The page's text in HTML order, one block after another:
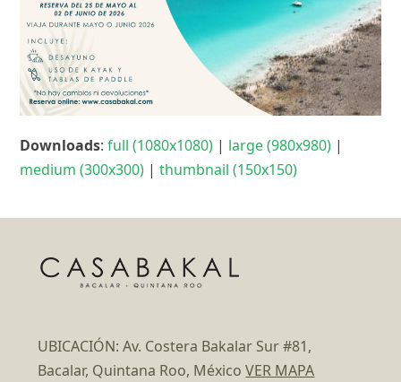
Downloads:full (1080x1080) | large (980x980) |
medium (300x300) |thumbnail (150x150)
UBICACIÓN: Av. Costera Bakalar Sur #81,
Bacalar, Quintana Roo, MéxicoVER MAPA